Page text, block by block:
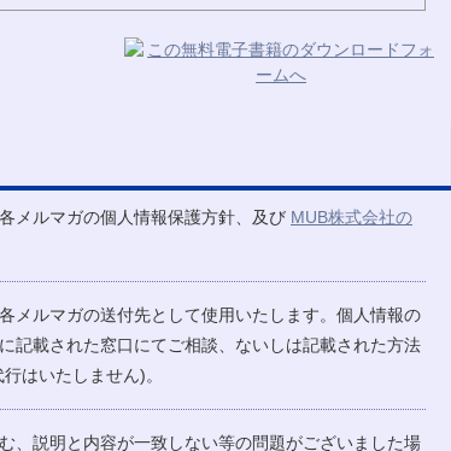
メルマガの個人情報保護方針、及び MUB株式会社の
メルマガの送付先として使用いたします。個人情報の
記載された窓口にてご相談、ないしは記載された方法
はいたしません)。
、説明と内容が一致しない等の問題がございました場